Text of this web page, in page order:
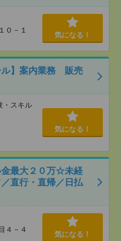
０－１
気になる！
ル】案内業務 販売
スキル
気になる！
金最大２０万☆未経
直行・直帰／日払
４－４
気になる！